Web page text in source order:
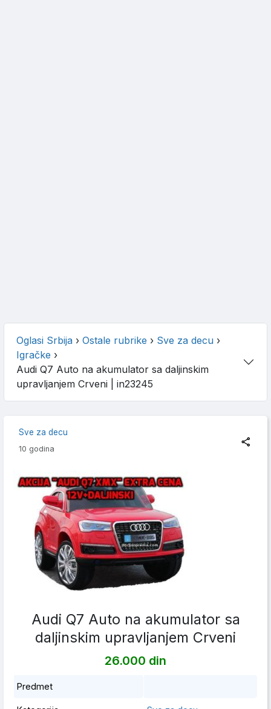
Oglasi Srbija › Ostale rubrike › Sve za decu ›
Igračke ›
Audi Q7 Auto na akumulator sa daljinskim
upravljanjem Crveni | in23245
Sve za decu
10 godina
Audi Q7 Auto na akumulator sa
daljinskim upravljanjem Crveni
26.000 din
Predmet